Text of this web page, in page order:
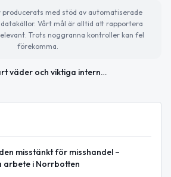
producerats med stöd av automatiserade
Vårt mål är alltid att rapportera
Trots noggranna kontroller kan fel
förekomma.
Klart väder och viktiga internationella nyheter idag
misstänkt för misshandel –
arbete i Norrbotten